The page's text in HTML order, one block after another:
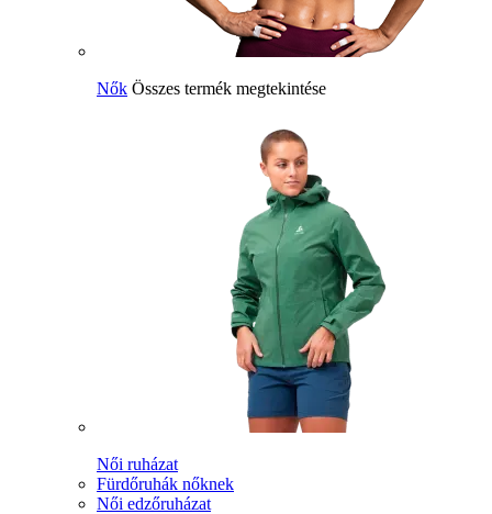
Nők Összes termék megtekintése
Női ruházat
Fürdőruhák nőknek
Női edzőruházat